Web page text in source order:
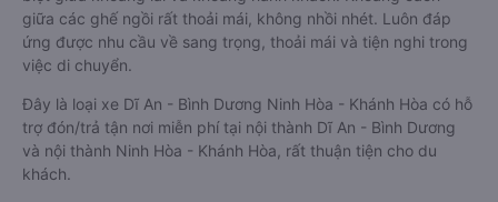
giữa các ghế ngồi rất thoải mái, không nhồi nhét. Luôn đáp
ứng được nhu cầu về sang trọng, thoải mái và tiện nghi trong
việc di chuyển.
Đây là loại xe Dĩ An - Bình Dương Ninh Hòa - Khánh Hòa có hỗ
trợ đón/trả tận nơi miễn phí tại nội thành Dĩ An - Bình Dương
và nội thành Ninh Hòa - Khánh Hòa, rất thuận tiện cho du
khách.